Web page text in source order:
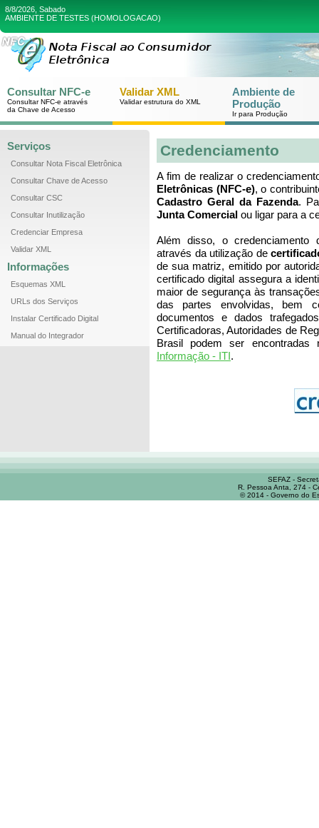
8/8/2026, Sabado
AMBIENTE DE TESTES (HOMOLOGACAO)
Consultar NFC-e
Consultar NFC-e através
da Chave de Acesso
Validar XML
Validar estrutura do XML
Ambiente de
Produção
Ir para Produção
Serviços
Consultar Nota Fiscal Eletrônica
Consultar Chave de Acesso
Consultar CSC
Consultar Inutilização
Credenciar Empresa
Validar XML
Informações
Esquemas XML
URLs dos Serviços
Instalar Certificado Digital
Manual do Integrador
Credenciamento
A fim de realizar o
Eletrônicas (NFC-e), o
Cadastro Geral da Fazenda.
Junta Comercial ou ligar para a
Além disso, o credenciamento
através da utilização de
de sua matriz, emitido por
certificado digital assegura a
maior de segurança às
das partes envolvidas, bem
documentos e dados
Certificadoras, Autoridades de
Brasil podem ser
Informação - ITI.
SEFAZ -
R. Pessoa Anta, 274 -
© 2014 - Governo do